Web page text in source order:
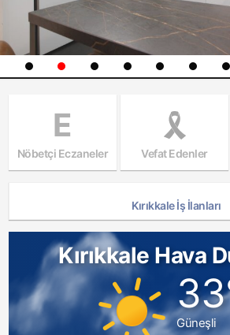
E
Nöbetçi Eczaneler Vefat Edenler
Kırıkkale İş İlanları
Kırıkkale Hava
Güneşli